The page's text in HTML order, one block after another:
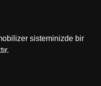
sisteminizde bir